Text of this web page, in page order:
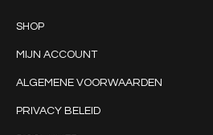
SHOP
MIJN ACCOUNT
ALGEMENE VOORWAARDEN
PRIVACY BELEID